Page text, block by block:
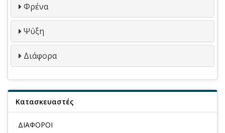
Φρένα
Ψύξη
Διάφορα
Κατασκευαστές
ΔΙΑΦΟΡΟΙ